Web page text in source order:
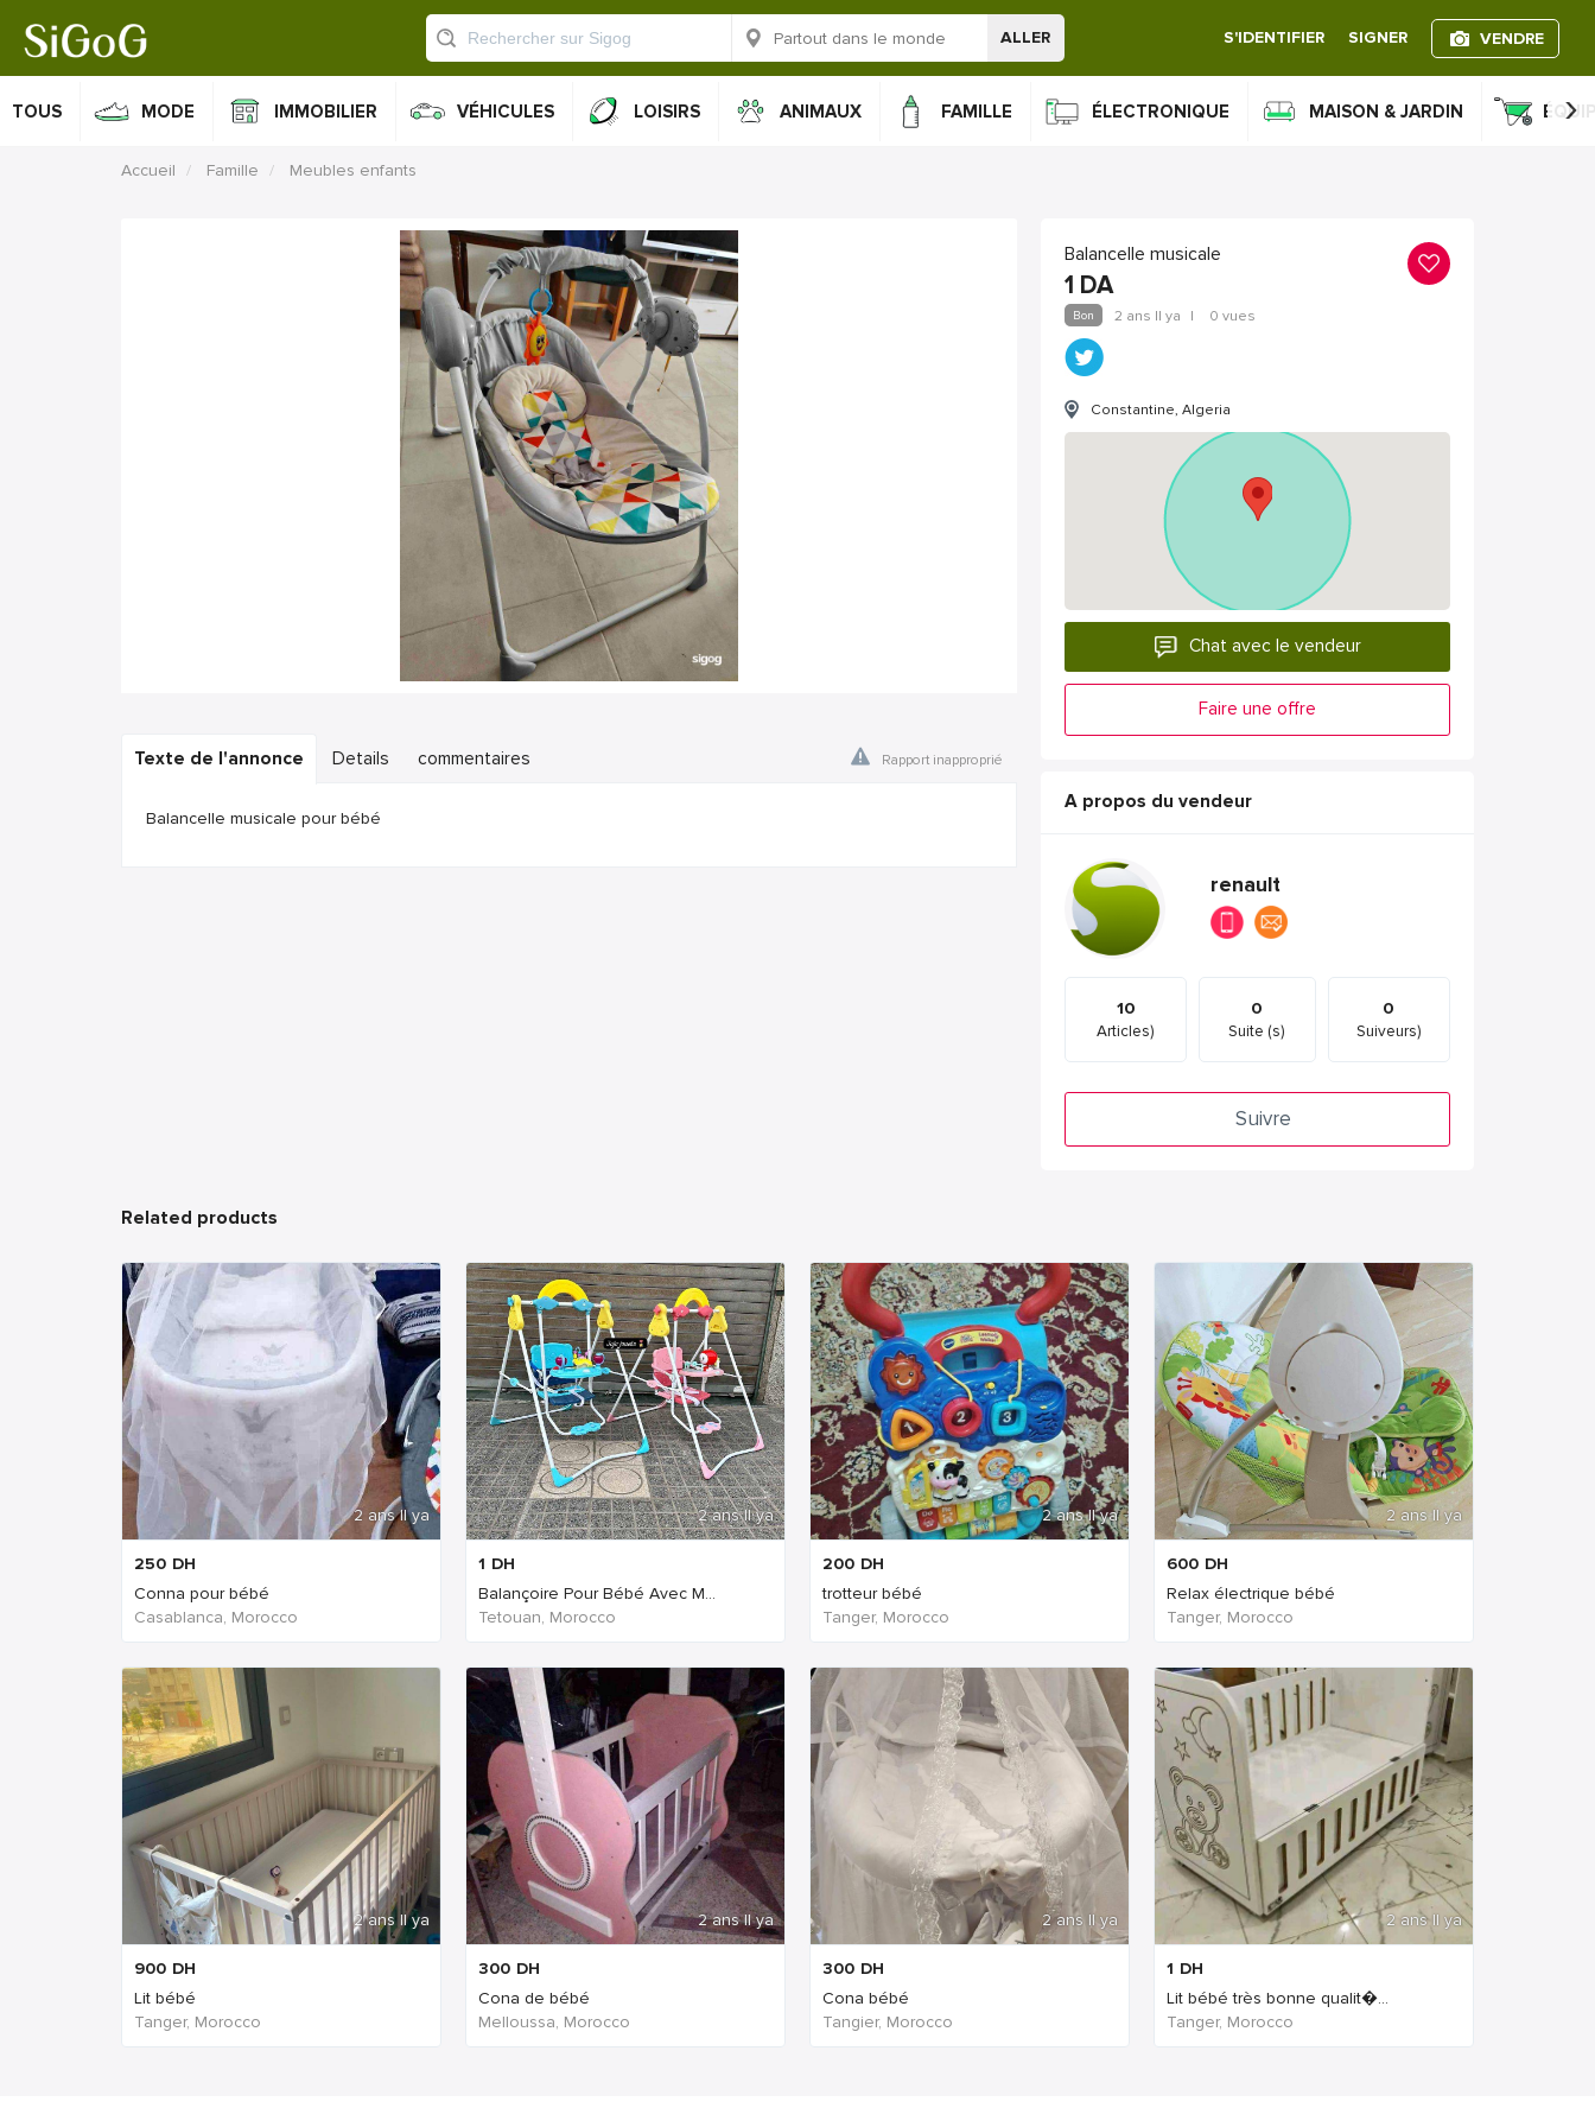
ALLER S'IDENTIFIER SIGNER VENDRE
TOUS MODE IMMOBILIER VÉHICULES LOISIRS ANIMAUX FAMILLE ÉLECTRONIQUE MAISON & JARDIN ›
Accueil Famille Meubles enfants
Texte de l'annonce Details commentaires Rapport inapproprié
Balancelle musicale pour bébé
Balancelle musicale
1 DA
Bon 2 ans Il ya | 0 vues
Constantine, Algeria
Chat avec le vendeur
Faire une offre
A propos du vendeur
renault
10
Articles)
0
Suite (s)
0
Suiveurs)
Suivre
Related products
2 ans Il ya
250 DH
Conna pour bébé
Casablanca, Morocco
2 ans Il ya
1 DH
Balançoire Pour Bébé Avec M...
Tetouan, Morocco
2 ans Il ya
200 DH
trotteur bébé
Tanger, Morocco
2 ans Il ya
600 DH
Relax électrique bébé
Tanger, Morocco
2 ans Il ya
900 DH
Lit bébé
Tanger, Morocco
2 ans Il ya
300 DH
Cona de bébé
Melloussa, Morocco
2 ans Il ya
300 DH
Cona bébé
Tangier, Morocco
2 ans Il ya
1 DH
Lit bébé très bonne qualit�...
Tanger, Morocco